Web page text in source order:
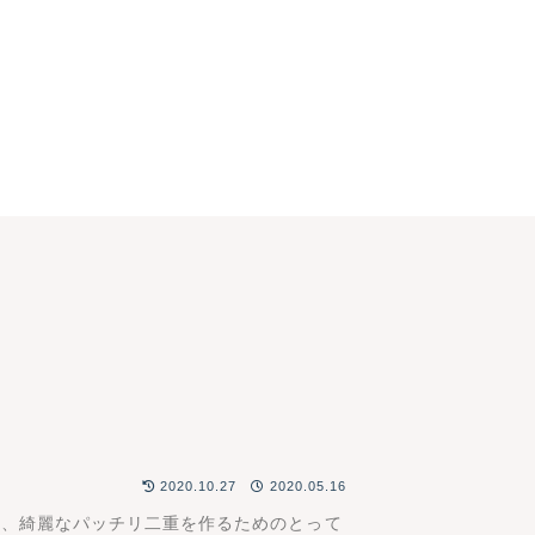
2020.10.27 2020.05.16
綺麗なパッチリ二重を作るためのとって